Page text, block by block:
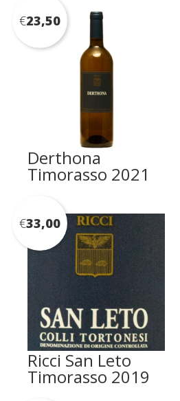
Derthona
Timorasso 2021
€23,50
Ricci San Leto
Timorasso 2019
€33,00